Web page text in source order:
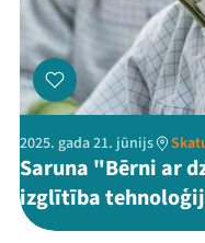
Threads
2025. gada 21. jūnijs
Saruna "Bērni ar
izglītība